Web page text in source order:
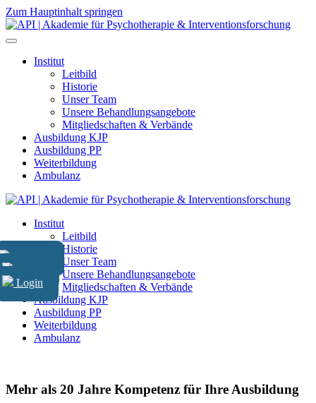
Zum Hauptinhalt springen
Institut
Leitbild
Historie
Unser Team
Unsere Behandlungsangebote
Mitgliedschaften & Verbände
Ausbildung KJP
Ausbildung PP
Weiterbildung
Ambulanz
Institut
Leitbild
Historie
Unser Team
Unsere Behandlungsangebote
Mitgliedschaften & Verbände
Ausbildung KJP
Ausbildung PP
Weiterbildung
Ambulanz
Mehr als 20 Jahre Kompetenz für Ihre Ausbildung
Login